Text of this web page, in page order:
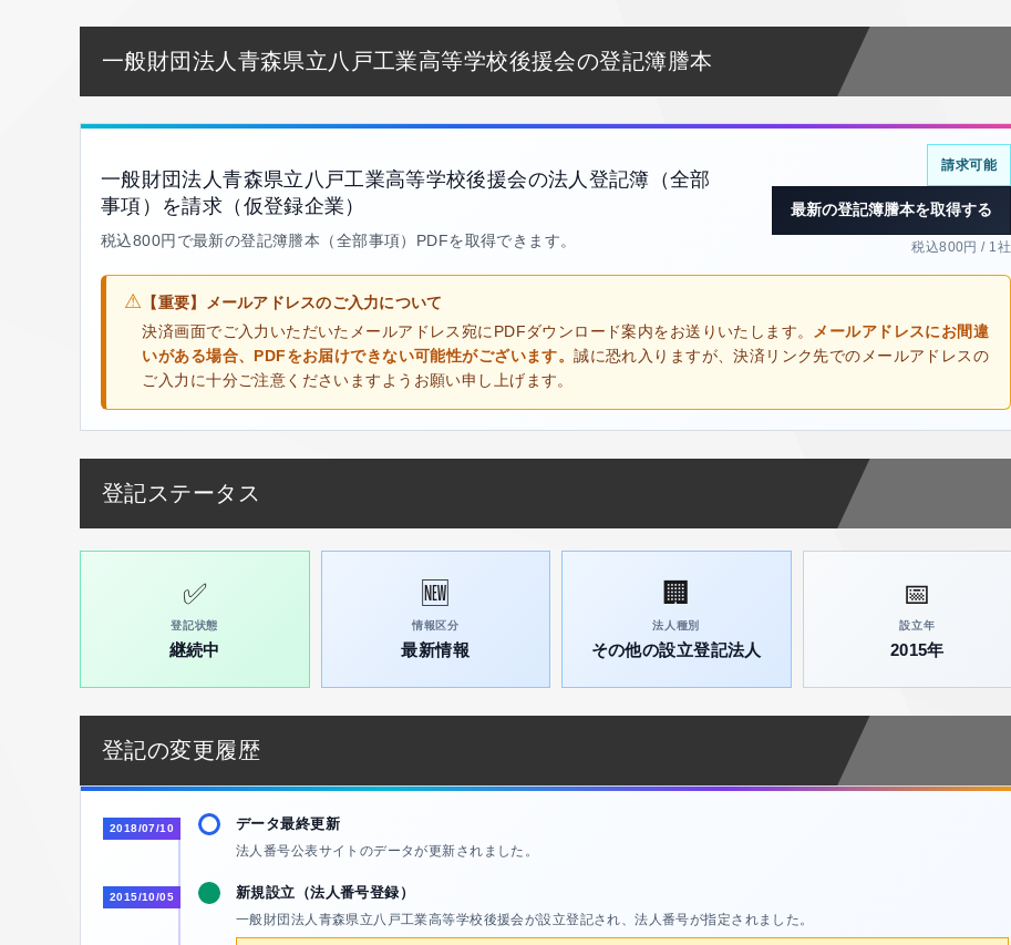
一般財団法人青森県立八戸工業高等学校後援会の登記簿謄本
一般財団法人青森県立八戸工業高等学校後援会の法人登記簿（全部
事項）を請求（仮登録企業）
税込800円で最新の登記簿謄本（全部事項）PDFを取得できます。
請求可能
最新の登記簿謄本を取得する
税込800円 / 1社
⚠ 【重要】メールアドレスのご入力について
決済画面でご入力いただいたメールアドレス宛にPDFダウンロード案内をお送りいたします。 メールアドレスにお間違
いがある場合、PDFをお届けできない可能性がございます。誠に恐れ入りますが、決済リンク先でのメールアドレスの
ご入力に十分ご注意くださいますようお願い申し上げます。
登記ステータス
✅
登記状態
継続中
🆕
情報区分
最新情報
🏢
法人種別
その他の設立登記法人
📅
設立年
2015年
登記の変更履歴
2018/07/10 データ最終更新
法人番号公表サイトのデータが更新されました。
2015/10/05 新規設立（法人番号登録）
一般財団法人青森県立八戸工業高等学校後援会が設立登記され、法人番号が指定されました。